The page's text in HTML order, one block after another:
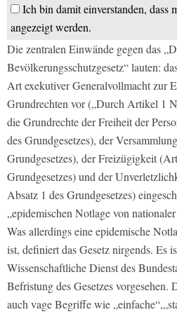
Ich bin damit einverstanden, dass
angezeigt werden.
Die zentralen Einwände gegen das
Bevölkerungsschutzgesetz“ lauten:
Art exekutiver Generalvollmacht zur
Grundrechten vor („Durch Artikel 1
die Grundrechte der Freiheit der
des Grundgesetzes), der
Grundgesetzes), der Freizügigkeit
Grundgesetzes) und der
Absatz 1 des Grundgesetzes)
„epidemischen Notlage von
Was allerdings eine epidemische
ist, definiert das Gesetz nirgends. Es
Wissenschaftliche Dienst des
Befristung des Gesetzes vorgesehen.
auch vage Begriffe wie